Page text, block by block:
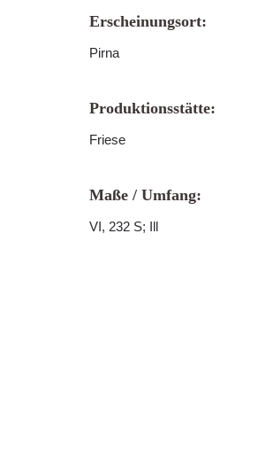
Erscheinungsort:
Pirna
Produktionsstätte:
Friese
Maße / Umfang:
VI, 232 S; Ill